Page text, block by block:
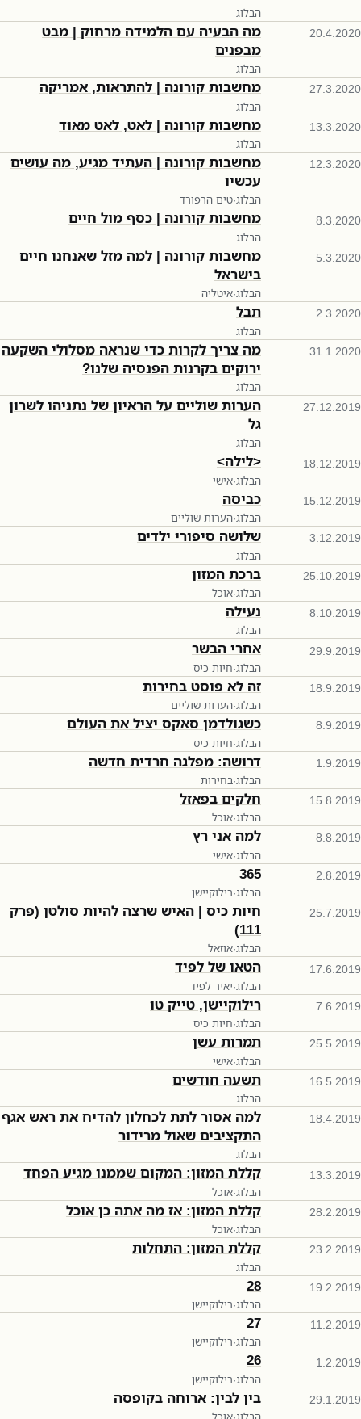
הבלוג
20.4.2020
מה הבעיה עם הלמידה מרחוק | מבט
מבפנים
הבלוג
27.3.2020 מחשבות קורונה | להתראות, אמריקה
הבלוג
13.3.2020 מחשבות קורונה | לאט, לאט מאוד
הבלוג
12.3.2020
מחשבות קורונה | העתיד מגיע, מה עושים
עכשיו
הבלוג·טים הרפורד
8.3.2020 מחשבות קורונה | כסף מול חיים
הבלוג
5.3.2020
מחשבות קורונה | למה מזל שאנחנו חיים
בישראל
הבלוג·איטליה
2.3.2020 תבל
הבלוג
31.1.2020
מה צריך לקרות כדי שנראה מסלולי השקעה
ירוקים בקרנות הפנסיה שלנו?
הבלוג
27.12.2019
הערות שוליים על הראיון של נתניהו לשרון
גל
הבלוג
18.12.2019 <לילה>
הבלוג·אישי
15.12.2019 כביסה
הבלוג·הערות שוליים
3.12.2019 שלושה סיפורי ילדים
הבלוג
25.10.2019 ברכת המזון
הבלוג·אוכל
8.10.2019 נעילה
הבלוג
29.9.2019 אחרי הבשר
הבלוג·חיות כיס
18.9.2019 זה לא פוסט בחירות
הבלוג·הערות שוליים
8.9.2019 כשגולדמן סאקס יציל את העולם
הבלוג·חיות כיס
1.9.2019 דרושה: מפלגה חרדית חדשה
הבלוג·בחירות
15.8.2019 חלקים בפאזל
הבלוג·אוכל
8.8.2019 למה אני רץ
הבלוג·אישי
2.8.2019
365
הבלוג·רילוקיישן
25.7.2019
חיות כיס | האיש שרצה להיות סולטן (פרק
111)
הבלוג·אוזאל
17.6.2019 הטאו של לפיד
הבלוג·יאיר לפיד
7.6.2019 רילוקיישן, טייק טו
הבלוג·חיות כיס
25.5.2019 תמרות עשן
הבלוג·אישי
16.5.2019 תשעה חודשים
הבלוג
18.4.2019
למה אסור לתת לכחלון להדיח את ראש אגף
התקציבים שאול מרידור
הבלוג
13.3.2019 קללת המזון: המקום שממנו מגיע הפחד
הבלוג·אוכל
28.2.2019 קללת המזון: אז מה אתה כן אוכל
הבלוג·אוכל
23.2.2019 קללת המזון: התחלות
הבלוג
19.2.2019
28
הבלוג·רילוקיישן
11.2.2019
27
הבלוג·רילוקיישן
1.2.2019
26
הבלוג·רילוקיישן
29.1.2019 בין לבין: ארוחה בקופסה